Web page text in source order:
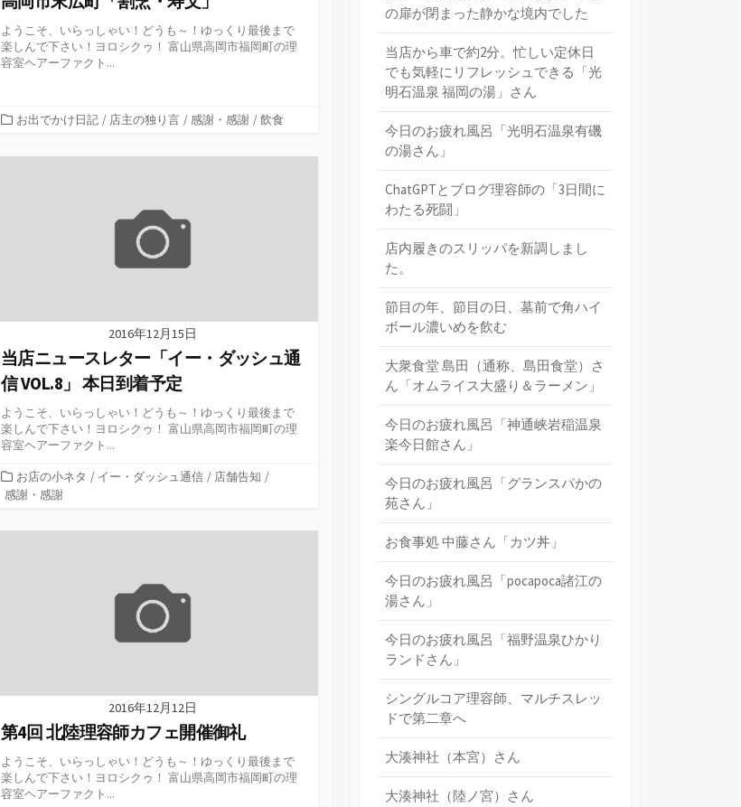
ようこそ、いらっしゃい！どうも～！ゆっくり最後まで
楽しんで下さい！ヨロシクゥ！ 富山県高岡市福岡町の理
容室ヘアーファクト...
カ
ゴ
お出でかけ日記 / 店主の独り言 / 感謝・感謝 / 飲食
2016年12月15日
当店ニュースレター「イー・ダッシュ通
信 VOL.8」 本日到着予定
ようこそ、いらっしゃい！どうも～！ゆっくり最後まで
楽しんで下さい！ヨロシクゥ！ 富山県高岡市福岡町の理
容室ヘアーファクト...
カ
テ
リ
お店の小ネタ / イー・ダッシュ通信 / 店舗告知 /
感謝・感謝
2016年12月12日
第4回 北陸理容師カフェ開催御礼
ようこそ、いらっしゃい！どうも～！ゆっくり最後まで
楽しんで下さい！ヨロシクゥ！ 富山県高岡市福岡町の理
容室ヘアーファクト...
の扉が閉まった静かな境内でした
当店から車で約2分。忙しい定休日
でも気軽にリフレッシュできる「光
明石温泉 福岡の湯」さん
今日のお疲れ風呂「光明石温泉有磯
の湯さん」
ChatGPTとブログ理容師の「3日間に
わたる死闘」
店内履きのスリッパを新調しまし
た。
節目の年、節目の日、墓前で角ハイ
ボール濃いめを飲む
大衆食堂 島田（通称、島田食堂）さ
ん「オムライス大盛り＆ラーメン」
今日のお疲れ風呂「神通峡岩稲温泉
楽今日館さん」
今日のお疲れ風呂「グランスパかの
苑さん」
お食事処 中藤さん「カツ丼」
今日のお疲れ風呂「pocapoca諸江の
湯さん」
今日のお疲れ風呂「福野温泉ひかり
ランドさん」
シングルコア理容師、マルチスレッ
ドで第二章へ
大湊神社（本宮）さん
大湊神社（陸ノ宮）さん